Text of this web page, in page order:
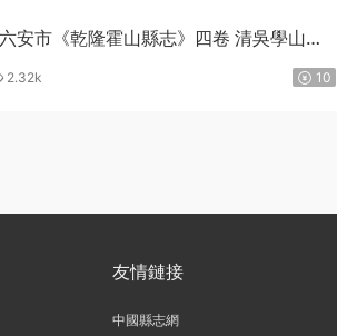
安市《乾隆霍山縣志》四卷 清吳學山修
電子版下載
2.32k 10
友情鏈接
中國縣志網